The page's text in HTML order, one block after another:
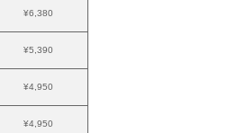
¥6,380
¥5,390
¥4,950
¥4,950